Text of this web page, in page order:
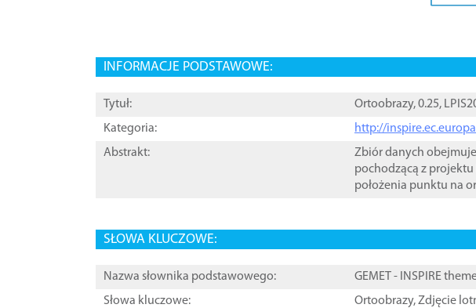
INFORMACJE PODSTAWOWE:
Tytuł:
Ortoobrazy, 0.25,
Kategoria:
http://
Abstrakt:
Zbiór danych
pochodzącą z projektu
położenia punktu na
SŁOWA KLUCZOWE:
Nazwa słownika podstawowego:
GEMET - INSPIRE
Słowa kluczowe:
Ortoobrazy,Zdjęcie